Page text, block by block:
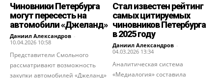
Чиновники Петербурга
могут пересесть на
автомобили «Джеланд»
Даниил Александров -
10.04.2026 10:58
Представители Смольного
рассматривают возможность
закупки автомобилей «Джеланд»
Стал известен рейтинг
самых цитируемых
чиновников Петербурга
в 2025 году
Даниил Александров -
04.03.2026 13:34
Аналитическая система
«Медиалогия» составила